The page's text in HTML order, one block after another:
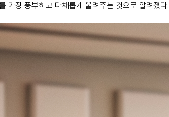
가장 풍부하고 다채롭게 울려주는 것으로 알려졌다.